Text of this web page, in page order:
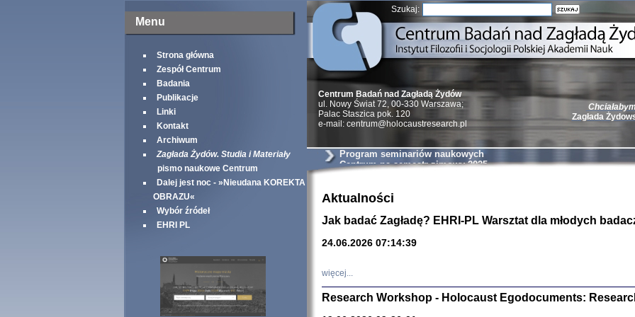
Menu
Strona główna
Zespół Centrum
Badania
Publikacje
Linki
Kontakt
Archiwum
Zagłada Żydów. Studia i Materiały
pismo naukowe Centrum
Dalej jest noc - »Nieudana KOREKTA
OBRAZU«
Wybór źródeł
EHRI PL
Szukaj:
Zagłada
Żydzi w
Natalia Aleksiun,
Deborah Dash
Turski, Laurence
Centrum Badań nad Zagładą Żydów
ul. Nowy Świat 72, 00-330 Warszawa;
Palac Staszica pok. 120
e-mail: centrum@holocaustresearch.pl
Program seminariów naukowych
Centrum na semestr zimowy 2025
Aktualności
Jak badać Zagładę? EHRI-PL Warsztat dla młodych
24.06.2026 07:14:39
więcej...
Research Workshop - Holocaust Egodocuments: